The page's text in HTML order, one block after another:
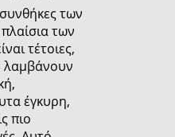
των
των
τέτοιες,
έγκυρη,
πιο